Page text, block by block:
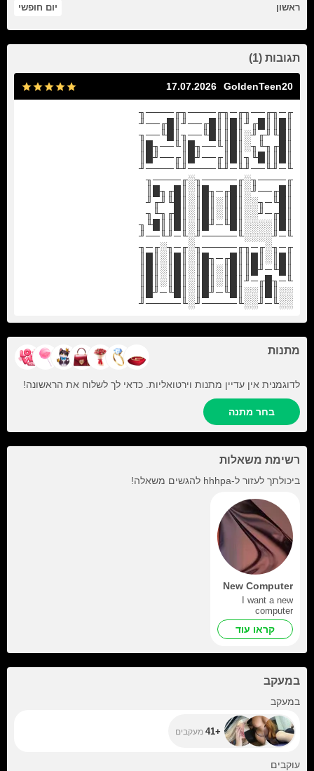
ראשון יום חופשי
תגובות (1)
GoldenTeen20
17.07.2026
╓─╖╓──╖╓─╖╓────╖╓────╖
║█║║█╓╜║█║║█╓──╜║█╓──╜
║█╙╜╓╜░║█║║█╙──╖║█╙──╖
║█╓╖╙╖░║█║╙──╖█║╙──╖█║
║█║║█╙╖║█║╓──╜█║╓──╜█║
╙─╜╙──╜╙─╜╙────╜╙────╜
╓────╖░╓─────╖░╓────╖
║█╓──╜░║█╓─╖█║░║█╓╖█║
║█╙─╖░░║█║░║█║░║█╙╜╓╜
║█╓─╜░░║█║░║█║░║█╓╖╙╖
║█║░░░░║█╙─╜█║░║█║║█╙╖
╙─╜░░░░╙─────╜░╙─╜╙──╜
╓─╖░╓─╖╓─────╖░╓─╖░╓─╖
║█║░║█║║█╓─╖█║░║█║░║█║
║█╙─╜█║║█║░║█║░║█║░║█║
╙─╖█╓─╜║█║░║█║░║█║░║█║
░░║█║░░║█╙─╜█║░║█╙─╜█║
░░╙─╜░░╙─────╜░╙─────╜
מתנות
לדוגמנית אין עדיין מתנות וירטואליות. כדאי לך לשלוח את הראשונה!
בחר מתנה
רשימת משאלות
ביכולתך לעזור ל-hhhpa להגשים משאלה!
New Computer
I want a new
computer
קראו עוד
במעקב
במעקב
+41 מעקבים
עוקבים